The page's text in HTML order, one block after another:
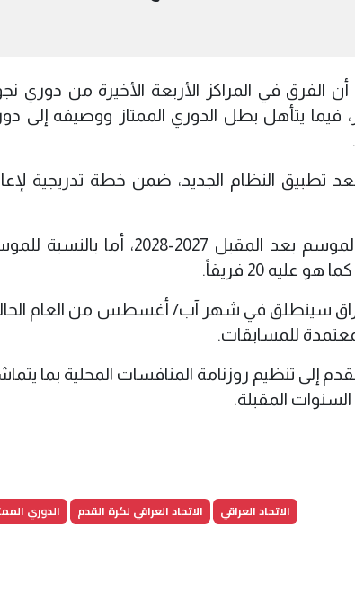
الفرق في المراكز الأربعة الأخيرة من دوري
الممتاز، فيما يتأهل بطل الدوري الممتاز ووصيفه إلى
نجوم العراق سيستقر على 18 نادياً بعد تطبيق النظام الجديد، ضمن خطة تدريجية
وبين أن هذا التغيير الجديد سيتم اعتماده اعتباراً من الموسم بعد المقبل 2027-2028، أما
سينطلق في شهر آب/ أغسطس من العام
إلى تنظيم روزنامة المنافسات المحلية بما
المقبلة.
الاتحاد العراقي الاتحاد العراقي لكرة القدم الدوري